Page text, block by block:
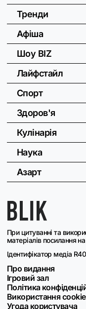
При цитуванні та
матеріалів посилання
Ідентифікатор медіа
Про видання
Ігровий зал
Політика
Використання
Угода користувача
Тренди
Афіша
Шоу BIZ
Лайфстайл
Спорт
Здоров'я
Кулінарія
Наука
Азарт